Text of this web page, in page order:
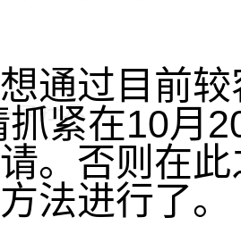
通过目前
抓紧在10月
。否则在
法进行了。